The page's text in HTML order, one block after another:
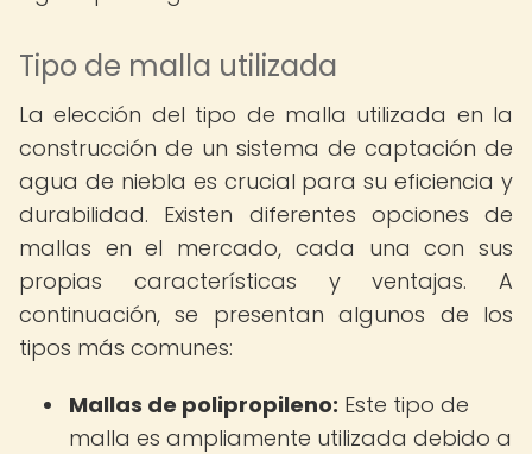
Tipo de malla utilizada
La elección del tipo de malla utilizada en la
construcción de un sistema de captación de
agua de niebla es crucial para su eficiencia y
durabilidad. Existen diferentes opciones de
mallas en el mercado, cada una con sus
propias características y ventajas. A
continuación, se presentan algunos de los
tipos más comunes:
Mallas de polipropileno: Este tipo de
malla es ampliamente utilizada debido a